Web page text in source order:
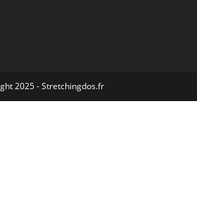
2025 - Stretchingdos.fr